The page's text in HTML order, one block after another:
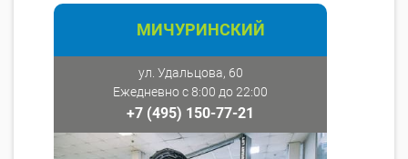
МИЧУРИНСКИЙ
ул. Удальцова, 60
Ежедневно с 8:00 до 22:00
+7 (495) 150-77-21